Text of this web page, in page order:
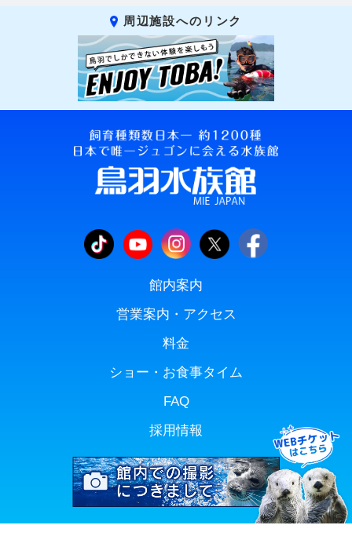
周辺施設へのリンク
館内案内
営業案内・アクセス
料金
ショー・お食事タイム
FAQ
採用情報